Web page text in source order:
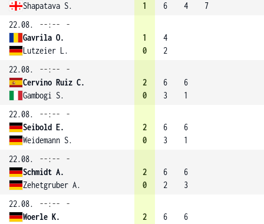
Shapatava S.
1
6
4
7
22.08.
--:--
-
Gavrila O.
Lutzeier L.
1
0
4
2
22.08.
--:--
-
Cervino Ruiz C.
Gambogi S.
2
0
6
3
6
1
22.08.
--:--
-
Seibold E.
Weidemann S.
2
0
6
3
6
1
22.08.
--:--
-
Schmidt A.
Zehetgruber A.
2
0
6
2
6
3
22.08.
--:--
-
Woerle K.
2
6
6